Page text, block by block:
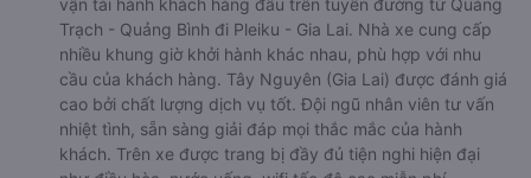
a. Giới thiệu xe Tây Nguyên (Gia Lai)
Nhà xe Tây Nguyên (Gia Lai) là một trong những đơn vị
vận tải hành khách hàng đầu trên tuyến đường từ Quảng
Trạch - Quảng Bình đi Pleiku - Gia Lai. Nhà xe cung cấp
nhiều khung giờ khởi hành khác nhau, phù hợp với nhu
cầu của khách hàng. Tây Nguyên (Gia Lai) được đánh giá